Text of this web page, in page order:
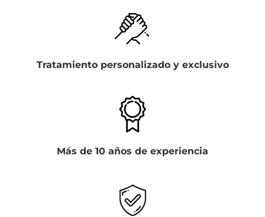
Tratamiento personalizado y exclusivo
Más de 10 años de experiencia